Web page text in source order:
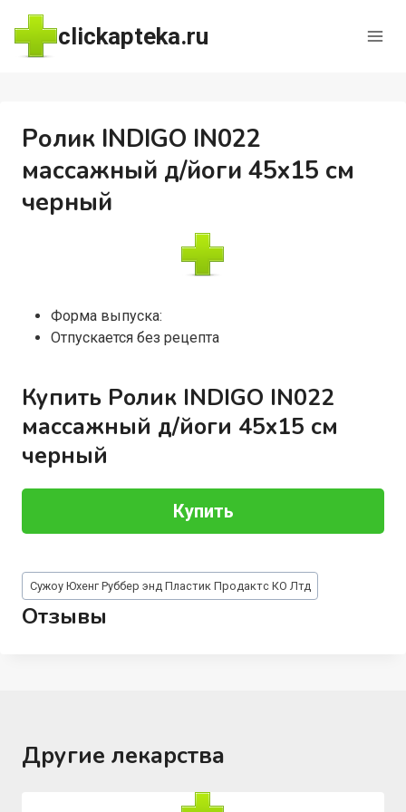
Перейти
содержимому
clickapteka.ru
Ролик INDIGO IN022
массажный д/йоги 45х15 см
черный
Форма выпуска:
Отпускается без рецепта
Купить Ролик INDIGO IN022
массажный д/йоги 45х15 см
черный
Купить
Метки
записи:
Сужоу Юхенг Руббер энд Пластик Продактс КО Лтд
Отзывы
Другие лекарства